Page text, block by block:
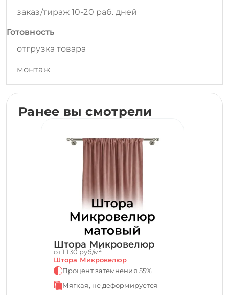
заказ/тираж 10-20 раб. дней
Готовность
отгрузка товара
монтаж
Ранее вы смотрели
Штора Микровелюр
от 1 130 руб/м2
Штора Микровелюр
Процент затемнения 55%
Мягкая, не деформируется